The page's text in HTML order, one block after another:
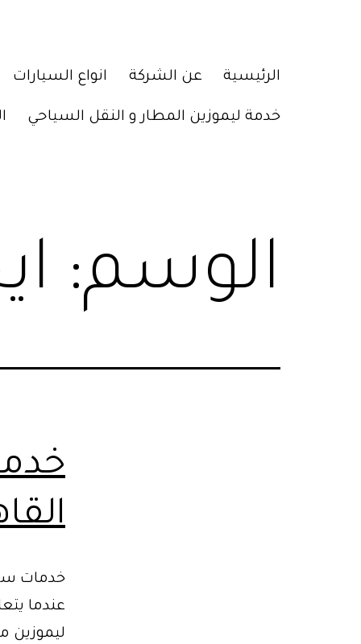
الرئيسية عن الشركة انواع السيارات
خدمة ليموزين المطار و النقل السياحي
الوسم:
خدمات
عندما
ليموزين